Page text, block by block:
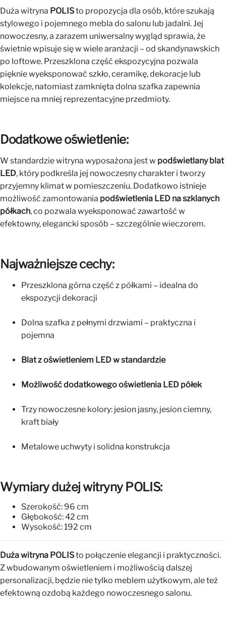
Duża witryna POLISto propozycja dla osób, które szukają
stylowego i pojemnego mebla do salonu lub jadalni. Jej
nowoczesny, a zarazem uniwersalny wygląd sprawia, że
świetnie wpisuje się w wiele aranżacji – od skandynawskich
po loftowe. Przeszklona część ekspozycyjna pozwala
pięknie wyeksponować szkło, ceramikę, dekoracje lub
kolekcje, natomiast zamknięta dolna szafka zapewnia
miejsce na mniej reprezentacyjne przedmioty.
Dodatkowe oświetlenie:
W standardzie witryna wyposażona jest w podświetlany blat
LED, który podkreśla jej nowoczesny charakter i tworzy
przyjemny klimat w pomieszczeniu. Dodatkowo istnieje
możliwość zamontowania podświetlenia LED na szklanych
półkach, co pozwala wyeksponować zawartość w
efektowny, elegancki sposób – szczególnie wieczorem.
Najważniejsze cechy:
Przeszklona górna część z półkami – idealna do
ekspozycji dekoracji
Dolna szafka z pełnymi drzwiami – praktyczna i
pojemna
Blat z oświetleniem LED w standardzie
Możliwość dodatkowego oświetlenia LED półek
Trzy nowoczesne kolory: jesion jasny, jesion ciemny,
kraft biały
Metalowe uchwyty i solidna konstrukcja
Wymiary dużej witryny POLIS:
Szerokość: 96 cm
Głębokość: 42 cm
Wysokość: 192 cm
Duża witryna POLISto połączenie elegancji i praktyczności.
Z wbudowanym oświetleniem i możliwością dalszej
personalizacji, będzie nie tylko meblem użytkowym, ale też
efektowną ozdobą każdego nowoczesnego salonu.